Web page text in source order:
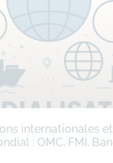
internationales
: OMC, FMI,